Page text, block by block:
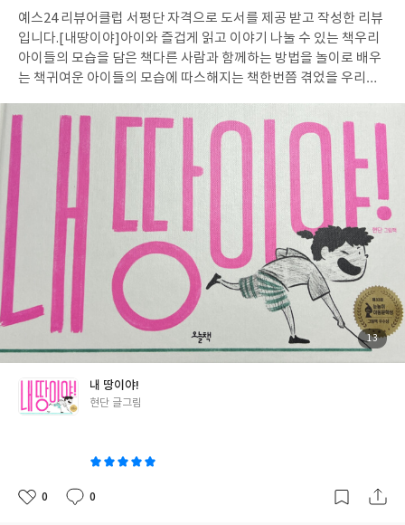
일
예스24 리뷰어클럽 서평단 자격으로 도서를 제공 받고 작성한 리뷰
입니다. [내땅이야]아이와 즐겁게 읽고 이야기 나눌 수 있는 책우리
아이들의 모습을 담은 책다른 사람과 함께하는 방법을 놀이로 배우
는 책귀여운 아이들의 모습에 따스해지는 책한번쯤 겪었을 우리의
책:)혼자 심심해진 아이의 눈에 보인 나뭇가지 하나나뭇가지에서 시
작된 다양한 상상과 놀이로 우리는 초대된다!맞은 편에서 오는 새로
운 아이.이렇게 둘은 만나 자신만의 영토를 그린다.겹치는 땅이 생겨
버리고.. 두 아이는 어떻게 이 문제를 해결할까?아이들의 방법을 보
면서 너무 귀엽고 재밌고우리 친구들 같다는 생각이 들었다:)결국
함께한 재미를 알고 느끼는 우리 어린이들.그런데....과연 어떤 이야
기가 이어질까? 아이들의 모습이 너무 예쁘고 실제 어린이들의 모
습을 담은 것 같아서 다 와닿았다!혼자 놀이를 하다가 친구와 경쟁
도 하고 서로의 것을 주장하기도 하고 재밌는 놀이들로 승부도 가르
고,마지막 함께하는 경험을 통해 '함께'의 즐거움을 알고 느끼는 어
린이들! 그림책의 매력인 면지가 너무 예쁘고 재밌다!또 무슨 일들
이 기다릴지 너무 기대된다ヽ(ヅ)ノ 아이들과 읽으며 우리가 해본
놀이들(손바닥씨름, 공놀이, 닭싸움, 가위바위보, 사방치기, 줄넘
기 등) 땅따먹기 놀이도 해보며 함께 놀이할수 있는 요소들이 많이
있어서 좋았다! #내땅이야#예스24리뷰어클럽
첨
부
사
13
내 땅이야!
글
현단 글그림
좋
0
댓
0
작